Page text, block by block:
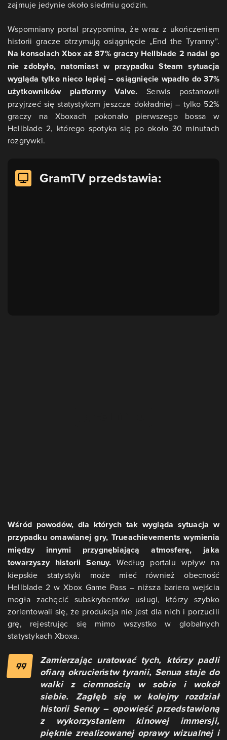
zajmuje jedynie około siedmiu godzin.
Wspomniany portal przypomina, że wraz z ukończeniem
historii gracze otrzymują osiągnięcie „End the Tyranny”.
Na konsolach Xbox aż 87% graczy Hellblade 2 nadal go
nie zdobyło, natomiast w przypadku Steam sytuacja
wygląda tylko nieco lepiej – osiągnięcie wpadło do 37%
użytkowników platformy Valve. Serwis postanowił
przyjrzeć się statystykom jeszcze dokładniej – tylko 52%
graczy na Xboxach pokonało pierwszego bossa w
Hellblade 2, którego spotyka się po około 30 minutach
rozgrywki.
GramTV przedstawia:
Wśród powodów, dla których tak wygląda sytuacja w
przypadku omawianej gry, Trueachievements wymienia
między innymi przygnębiającą atmosferę, jaka
towarzyszy historii Senuy. Według portalu wpływ na
kiepskie statystyki może mieć również obecność
Hellblade 2 w Xbox Game Pass – niższa bariera wejścia
mogła zachęcić subskrybentów usługi, którzy szybko
zorientowali się, że produkcja nie jest dla nich i porzucili
grę, rejestrując się mimo wszystko w globalnych
statystykach Xboxa.
Zamierzając uratować tych, którzy padli
ofiarą okrucieństw tyranii, Senua staje do
walki z ciemnością w sobie i wokół
siebie. Zagłęb się w kolejny rozdział
historii Senuy – opowieść przedstawioną
z wykorzystaniem kinowej immersji,
pięknie zrealizowanej oprawy wizualnej i